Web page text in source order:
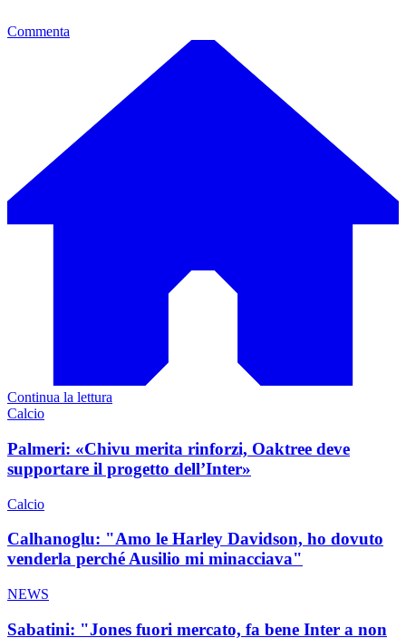
Commenta
Continua la lettura
Calcio
Palmeri: «Chivu merita rinforzi, Oaktree deve
supportare il progetto dell’Inter»
Calcio
Calhanoglu: "Amo le Harley Davidson, ho dovuto
venderla perché Ausilio mi minacciava"
NEWS
Sabatini: "Jones fuori mercato, fa bene Inter a non